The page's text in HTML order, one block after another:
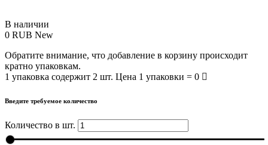
В наличии
0 RUB New
Обратите внимание, что добавление в корзину происходит
кратно упаковкам.
1 упаковка содержит 2 шт. Цена 1 упаковки = 0
Введите требуемое количество
Количество в шт.